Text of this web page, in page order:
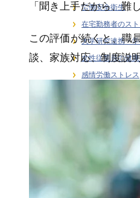
「聞き上手だから、難
この評価が続くと、職
談、家族対応、制度説
労働安全衛生
在宅勤務者のス
大学研究連携・
女性従業員の健
感情労働ストレス
研修・セミナー
職場訪問・現場分
階層別ヘルスリ
堅・ベテラン）